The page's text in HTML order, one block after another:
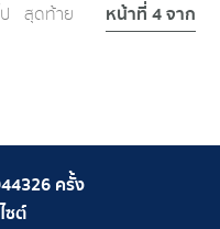
สุดท้าย
หน้าที่ 4 จาก
ครั้ง
ซต์